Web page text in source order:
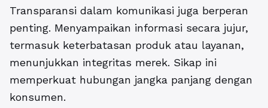
Transparansi dalam komunikasi juga berperan
penting. Menyampaikan informasi secara jujur,
termasuk keterbatasan produk atau layanan,
menunjukkan integritas merek. Sikap ini
memperkuat hubungan jangka panjang dengan
konsumen.